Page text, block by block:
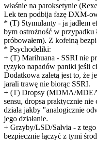
właśnie na paroksetynie
Lek ten podbija fazę DXM-
* (T) Stymulanty - ja jadłem
bym ostrożność w przypadku
próbowałem). Z kofeiną
* Psychodeliki:
+ (T) Marihuana - SSRI nie
ryzyko napadów paniki jeśli
Dodatkowa zaletą jest to, że
jarali trawę nie biorąc SSRI.
+ (T) Dropsy (MDMA/
sensu, dropsa praktycznie
działa jakby "analogicznie
jego działanie.
+ Grzyby/LSD/Salvia - z
bezpiecznie łączyć z tymi